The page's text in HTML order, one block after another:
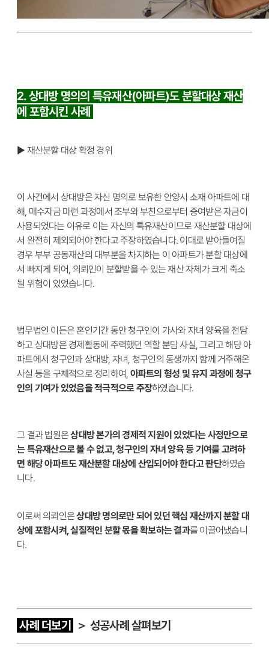
2. 상대방 명의의 특유재산(아파트)도 분할대상 재산
에 포함시킨 사례
▶ 재산분할 대상 확정 경위
이 사건에서 상대방은 자신 명의로 보유한 안양시 소재 아파트에 대
해, 매수자금 마련 과정에서 조부와 부친으로부터 증여받은 자금이
사용되었다는 이유로 이는 자신의 특유재산이므로 재산분할 대상에
서 완전히 제외되어야 한다고 주장하였습니다. 이대로 받아들여질
경우 부부 공동재산의 대부분을 차지하는 이 아파트가 분할 대상에
서 빠지게 되어, 의뢰인이 분할받을 수 있는 재산 자체가 크게 축소
될 위험이 있었습니다.
법무법인 이든은 혼인기간 동안 청구인이 가사와 자녀 양육을 전담
하고 상대방은 경제활동에 주력했던 역할 분담 사실, 그리고 해당 아
파트에서 청구인과 상대방, 자녀, 청구인의 동생까지 함께 거주해온
사실 등을 구체적으로 정리하여, 아파트의 형성 및 유지 과정에 청구
인의 기여가 있었음을 적극적으로 주장하였습니다.
그 결과 법원은상대방 본가의 경제적 지원이 있었다는 사정만으로
는 특유재산으로 볼 수 없고, 청구인의 자녀 양육 등 기여를 고려하
면 해당 아파트도 재산분할 대상에 산입되어야 한다고 판단하였습
니다.
이로써 의뢰인은상대방 명의로만 되어 있던 핵심 재산까지 분할 대
상에 포함시켜, 실질적인 분할 몫을 확보하는 결과를 이끌어냈습니
다.
사례 더보기 ＞ 성공사례 살펴보기